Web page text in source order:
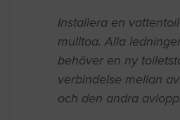
Installera en
mulltoa. Alla
behöver en ny
verbindelse mellan
och den andra avlopp.